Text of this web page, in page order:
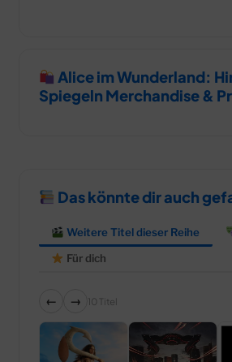
Alice im Wunderland:
Spiegeln Merchandise &
Das könnte dir auch
Weitere Titel dieser Reihe
Für dich
← → 10 Titel